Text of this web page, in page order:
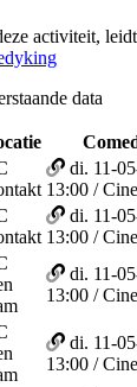
activiteit,
data
di. 11-
13:00 /
di. 11-
13:00 /
di. 11-
13:00 /
di. 11-
13:00 /